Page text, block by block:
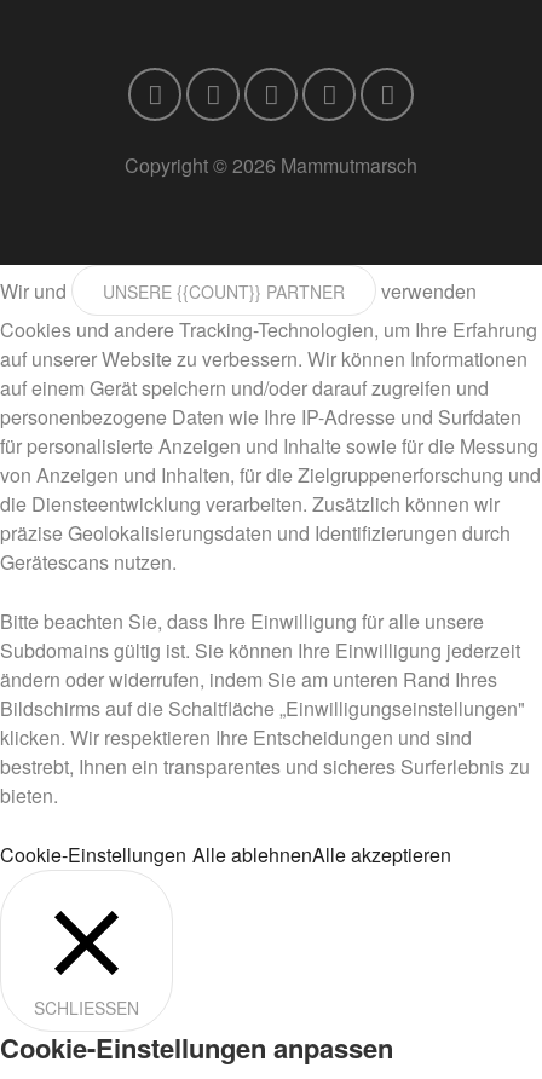
Copyright © 2026 Mammutmarsch
Wir und UNSERE {{COUNT}} PARTNER
verwenden
Cookies und andere Tracking-Technologien, um Ihre Erfahrung
auf unserer Website zu verbessern. Wir können Informationen
auf einem Gerät speichern und/oder darauf zugreifen und
personenbezogene Daten wie Ihre IP-Adresse und Surfdaten
für personalisierte Anzeigen und Inhalte sowie für die Messung
von Anzeigen und Inhalten, für die Zielgruppenerforschung und
die Diensteentwicklung verarbeiten. Zusätzlich können wir
präzise Geolokalisierungsdaten und Identifizierungen durch
Gerätescans nutzen.
Bitte beachten Sie, dass Ihre Einwilligung für alle unsere
Subdomains gültig ist. Sie können Ihre Einwilligung jederzeit
ändern oder widerrufen, indem Sie am unteren Rand Ihres
Bildschirms auf die Schaltfläche „Einwilligungseinstellungen"
klicken. Wir respektieren Ihre Entscheidungen und sind
bestrebt, Ihnen ein transparentes und sicheres Surferlebnis zu
bieten.
Cookie-Einstellungen Alle ablehnenAlle akzeptieren
SCHLIESSEN
Cookie-Einstellungen anpassen